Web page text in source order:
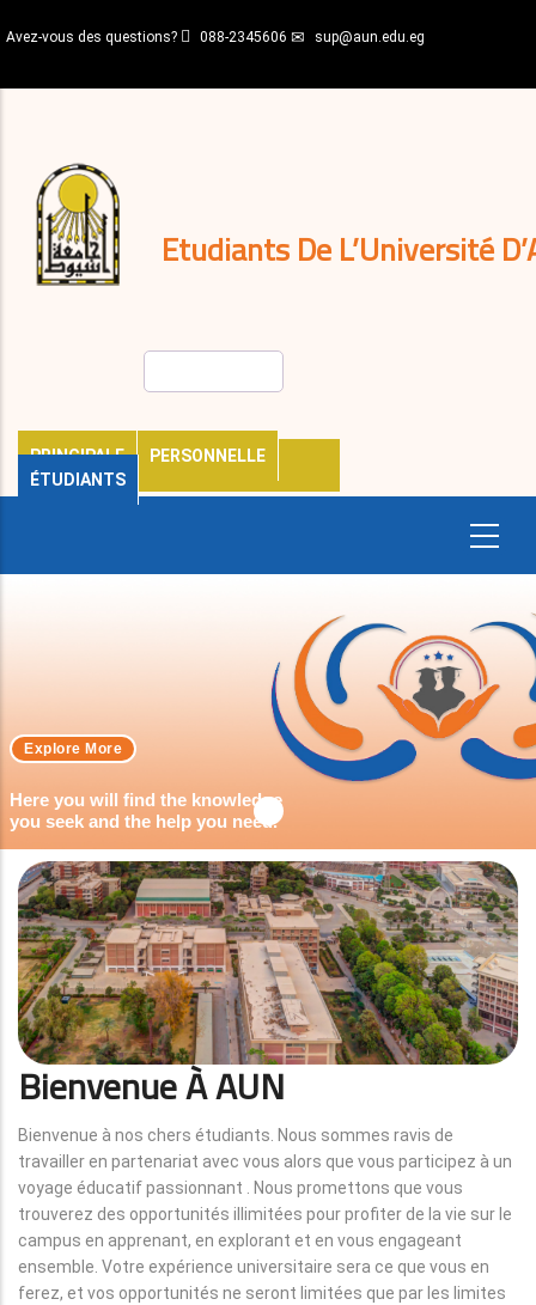
au
principal
Avez-vous des questions? 088-2345606 sup@aun.edu.eg
Etudiants De L’Université
PRINCIPALE
PERSONNELLE
ÉTUDIANTS
décisions
Expatriés
Journal
Here you will find the knowledge
you seek and the help you need.
Explore More
Bienvenue À AUN
Bienvenue à nos chers étudiants. Nous sommes ravis de
travailler en partenariat avec vous alors que vous participez à un
voyage éducatif passionnant . Nous promettons que vous
trouverez des opportunités illimitées pour profiter de la vie sur le
campus en apprenant, en explorant et en vous engageant
ensemble. Votre expérience universitaire sera ce que vous en
ferez, et vos opportunités ne seront limitées que par les limites